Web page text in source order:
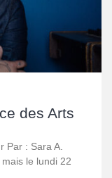
des Arts
Par : Sara A.
le lundi 22